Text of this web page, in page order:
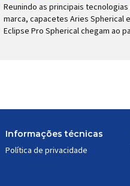
Reunindo as principais tecnologias
marca, capacetes Aries Spherical e
Eclipse Pro Spherical chegam ao
Informações técnicas
Política de privacidade